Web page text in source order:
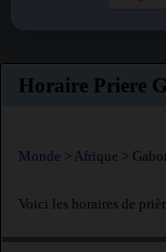
Horaire Priere
Monde > Afrique >
Voici les horaires de